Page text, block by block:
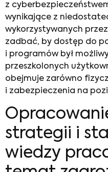
z
wynikające z
wykorzystywanych
zadbać, by dostęp do
i programów był
przeszkolonych
obejmuje zarówno
i zabezpieczenia na
strategii i
wiedzy